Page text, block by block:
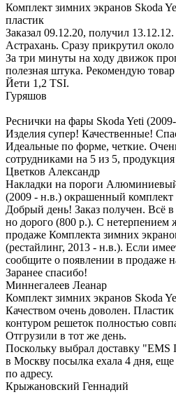
Комплект зимних экранов Skoda
пластик
Заказал 09.12.20, получил
Астрахань. Сразу прикрутил
За три минуты на ходу движок
полезная штука. Рекомендую
Йети 1,2 TSI.
Гуряшов
Реснички на фары Skoda Yeti
Изделия супер! Качественные!
Идеальные по форме, четкие.
сотрудниками на 5 из 5,
Цветков Александр
Накладки на пороги
(2009 - н.в.) окрашенный комплект
Добрый день! Заказ получен. Всё
но дорого (800 р.). С нетерпением
продаже Комплекта зимних
(рестайлинг, 2013 - н.в.). Если
сообщите о появлении в продаже
Заранее спасибо!
Миннегалеев Леанар
Комплект зимних экранов Skoda
Качеством очень доволен.
контуром решеток полностью
Отгрузили в тот же день.
Поскольку выбрал доставку "EMS
в Москву посылка ехала 4 дня, еще
по адресу.
Крыжановский Геннадий